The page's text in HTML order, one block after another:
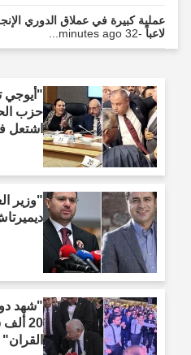
لاعباً-32 minutes ago...
"أيوجي
حزب
اشتعل
"وزير
"شهد
20 ألف
القران"